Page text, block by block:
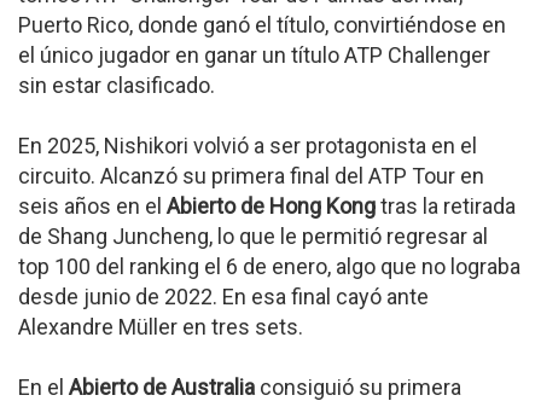
Puerto Rico, donde ganó el título, convirtiéndose en
el único jugador en ganar un título ATP Challenger
sin estar clasificado.
En 2025, Nishikori volvió a ser protagonista en el
circuito. Alcanzó su primera final del ATP Tour en
seis años en el Abierto de Hong Kongtras la retirada
de Shang Juncheng, lo que le permitió regresar al
top 100 del ranking el 6 de enero, algo que no lograba
desde junio de 2022. En esa final cayó ante
Alexandre Müller en tres sets.
En el Abierto de Australia consiguió su primera